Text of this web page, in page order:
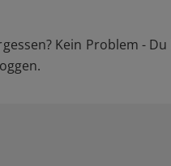
Kein Problem -